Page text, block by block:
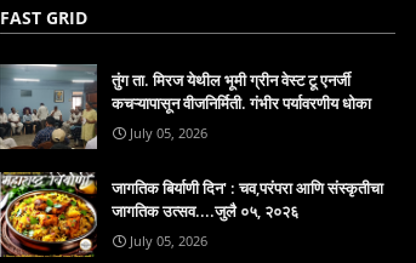
FAST GRID
तुंग ता. मिरज येथील भूमी ग्रीन वेस्ट टू एनर्जी
कचऱ्यापासून वीजनिर्मिती. गंभीर पर्यावरणीय धोका
July 05, 2026
जागतिक बिर्याणी दिन' : चव,परंपरा आणि संस्कृतीचा
जागतिक उत्सव....जुलै ०५, २०२६
July 05, 2026